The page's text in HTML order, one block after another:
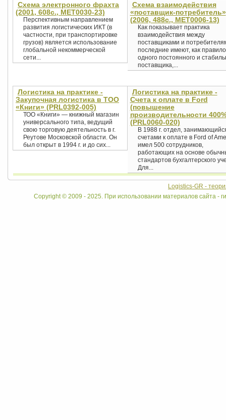
Схема электронного фрахта
(2001, 608с., MET0030-23)
Перспективным направлением
развития логистических ИКТ (в
частности, при транспортировке
грузов) является использование
глобальной некоммерческой
сети...
Схема взаимодействия
«поставщик-потребитель»
(2006, 488с., MET0006-13)
Как показывает практика
взаимодействия между
поставщиками и
последние имеют, как
одного постоянного и
поставщика,...
Логистика на практике -
Закупочная логистика в ТОО
«Книги» (PRL0392-005)
ТОО «Книги» — книжный магазин
универсального типа, ведущий
свою торговую деятельность в г.
Реутове Московской области. Он
был открыт в 1994 г. и до сих...
Логистика на практике -
Счета к оплате в Ford
(повышение
производительности
(PRL0060-020)
В 1988 г. отдел,
счетами к оплате в Ford of
имел 500 сотрудников,
работающих на основе
стандартов бухгалтерского
Для...
Logistics-GR -
Copyright © 2009 - 2025. При использовании материалов сайта -